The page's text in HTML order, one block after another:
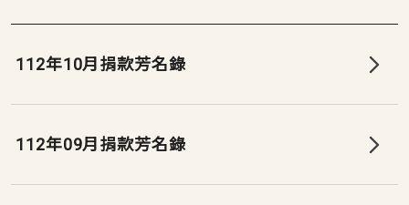
112年10月捐款芳名錄
112年09月捐款芳名錄